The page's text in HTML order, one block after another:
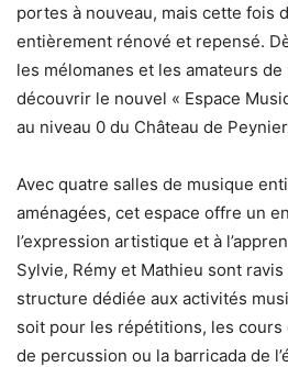
portes à nouveau, mais cette fois
entièrement rénové et repensé.
les mélomanes et les amateurs
découvrir le nouvel « Espace
au niveau 0 du Château de
Avec quatre salles de musique
aménagées, cet espace offre un
l’expression artistique et à
Sylvie, Rémy et Mathieu sont
structure dédiée aux activités
soit pour les répétitions, les cours
de percussion ou la barricada de